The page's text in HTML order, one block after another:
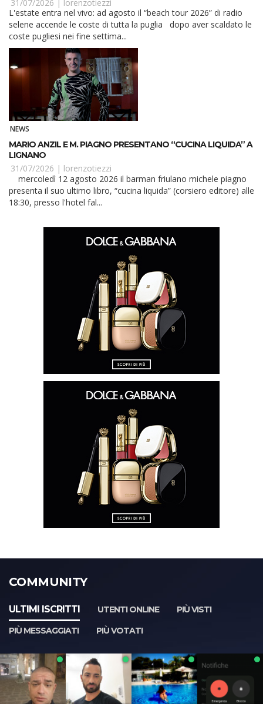
31/07/2026 |
lorenzotiezzi
L'estate entra nel vivo: ad agosto il “beach tour 2026” di radio
selene accende le coste di tutta la puglia dopo aver scaldato le
coste pugliesi nei fine settima...
NEWS
MARIO ANZIL E M. PIAGNO PRESENTANO “CUCINA LIQUIDA” A
LIGNANO
31/07/2026 | lorenzotiezzi
presenta il suo ultimo libro, “cucina liquida” (corsiero editore) alle
18:30, presso l'hotel fal...
COMMUNITY
ULTIMI ISCRITTI UTENTI ONLINE
PIÙ VISTI
PIÙ MESSAGGIATI
PIÙ VOTATI